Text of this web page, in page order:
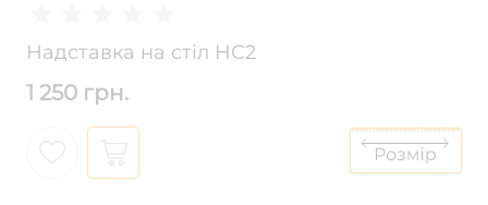
Надставка на стіл НС2
1 250 грн.